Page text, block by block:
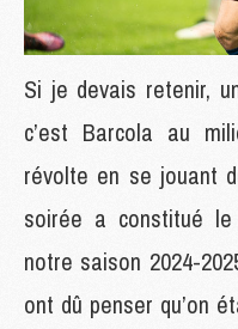
Si je devais retenir,
c’est Barcola au
révolte en se jouant
soirée a constitué
notre saison 2024-
ont dû penser qu’on